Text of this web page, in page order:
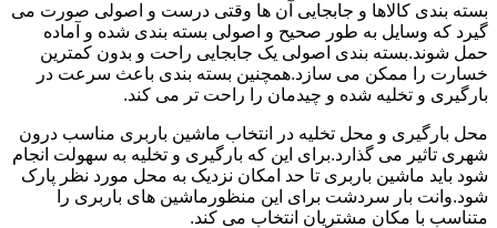
بسته بندی کالاها و جابجایی آن ها وقتی درست و اصولی صورت می
گیرد که وسایل به طور صحیح و اصولی بسته بندی شده و آماده
حمل شوند.بسته بندی اصولی یک جابجایی راحت و بدون کمترین
خسارت را ممکن می سازد.همچنین بسته بندی باعث سرعت در
بارگیری و تخلیه شده و چیدمان را راحت تر می کند.
محل بارگیری و محل تخلیه در انتخاب ماشین باربری مناسب درون
شهری تاثیر می گذارد.برای این که بارگیری و تخلیه به سهولت انجام
شود باید ماشین باربری تا حد امکان نزدیک به محل مورد نظر پارک
شود.وانت بار سردشت برای این منظورماشین های باربری را
متناسب با مکان مشتریان انتخاب می کند.